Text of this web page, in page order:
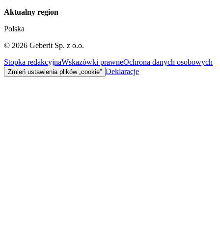
Aktualny region
Polska
© 2026 Geberit Sp. z o.o.
Stopka redakcyjnaWskazówki prawneOchrona danych osobowych
Zmień ustawienia plików „cookie” Deklaracje